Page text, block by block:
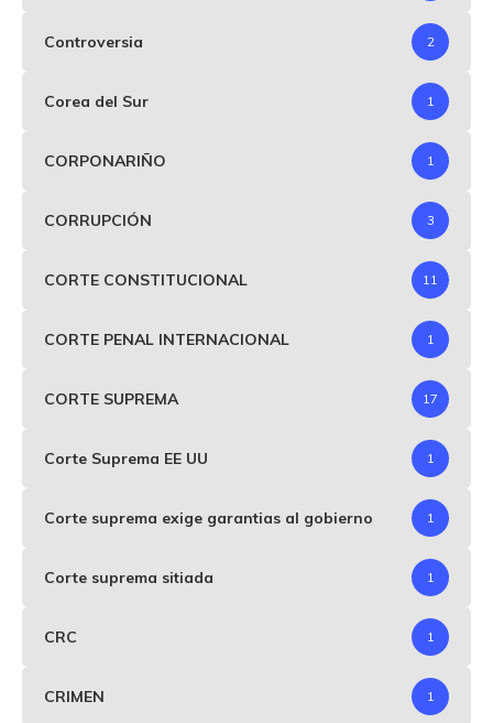
Controversia 2
Corea del Sur 1
CORPONARIÑO 1
CORRUPCIÓN 3
CORTE CONSTITUCIONAL 11
CORTE PENAL INTERNACIONAL 1
CORTE SUPREMA 17
Corte Suprema EE UU 1
Corte suprema exige garantias al gobierno 1
Corte suprema sitiada 1
CRC 1
CRIMEN 1